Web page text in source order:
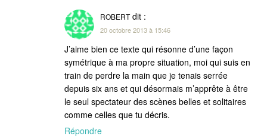
ROBERT dit :
20 octobre 2013 à 15:46
J’aime bien ce texte qui résonne d’une façon
symétrique à ma propre situation, moi qui suis en
train de perdre la main que je tenais serrée
depuis six ans et qui désormais m’apprête à être
le seul spectateur des scènes belles et solitaires
comme celles que tu décris.
Répondre